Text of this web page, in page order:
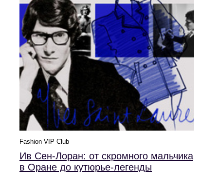
Fashion VIP Club
Ив Сен-Лоран: от скромного мальчика
в Оране до кутюрье‑легенды